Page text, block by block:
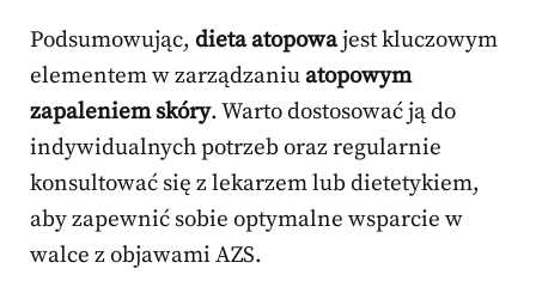
Podsumowując, dieta atopowajest kluczowym
elementem w zarządzaniuatopowym
zapaleniem skóry. Warto dostosować ją do
indywidualnych potrzeb oraz regularnie
konsultować się z lekarzem lub dietetykiem,
aby zapewnić sobie optymalne wsparcie w
walce z objawami AZS.